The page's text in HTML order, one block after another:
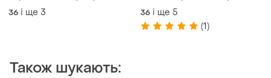
черевики rieker
36 і ще 3
скечерс
36 і ще 5
(1)
Також шукають: